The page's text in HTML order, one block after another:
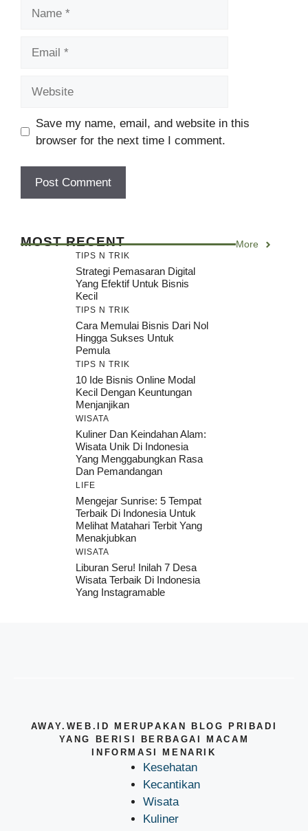
Save my name, email, and website in this
browser for the next time I comment.
MOST RECENT More
TIPS N TRIK
Strategi Pemasaran Digital
Yang Efektif Untuk Bisnis
Kecil
TIPS N TRIK
Cara Memulai Bisnis Dari Nol
Hingga Sukses Untuk
Pemula
TIPS N TRIK
10 Ide Bisnis Online Modal
Kecil Dengan Keuntungan
Menjanjikan
WISATA
Kuliner Dan Keindahan Alam:
Wisata Unik Di Indonesia
Yang Menggabungkan Rasa
Dan Pemandangan
LIFE
Mengejar Sunrise: 5 Tempat
Terbaik Di Indonesia Untuk
Melihat Matahari Terbit Yang
Menakjubkan
WISATA
Liburan Seru! Inilah 7 Desa
Wisata Terbaik Di Indonesia
Yang Instagramable
AWAY.WEB.ID MERUPAKAN BLOG PRIBADI
YANG BERISI BERBAGAI MACAM
INFORMASI MENARIK
Kesehatan
Kecantikan
Wisata
Kuliner